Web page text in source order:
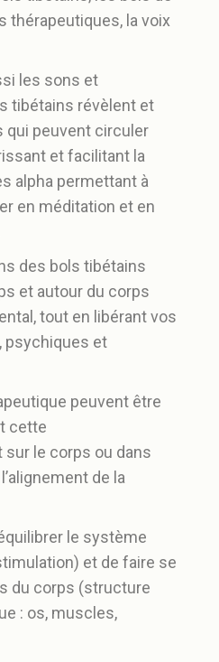
thérapeutiques, la voix
les sons et
tibétains révèlent et
qui peuvent circuler
et facilitant la
alpha permettant à
en méditation et en
des bols tibétains
et autour du corps
tout en libérant vos
psychiques et
peuvent être
cette
le corps ou dans
de la
le système
et de faire se
du corps (structure
: os, muscles,